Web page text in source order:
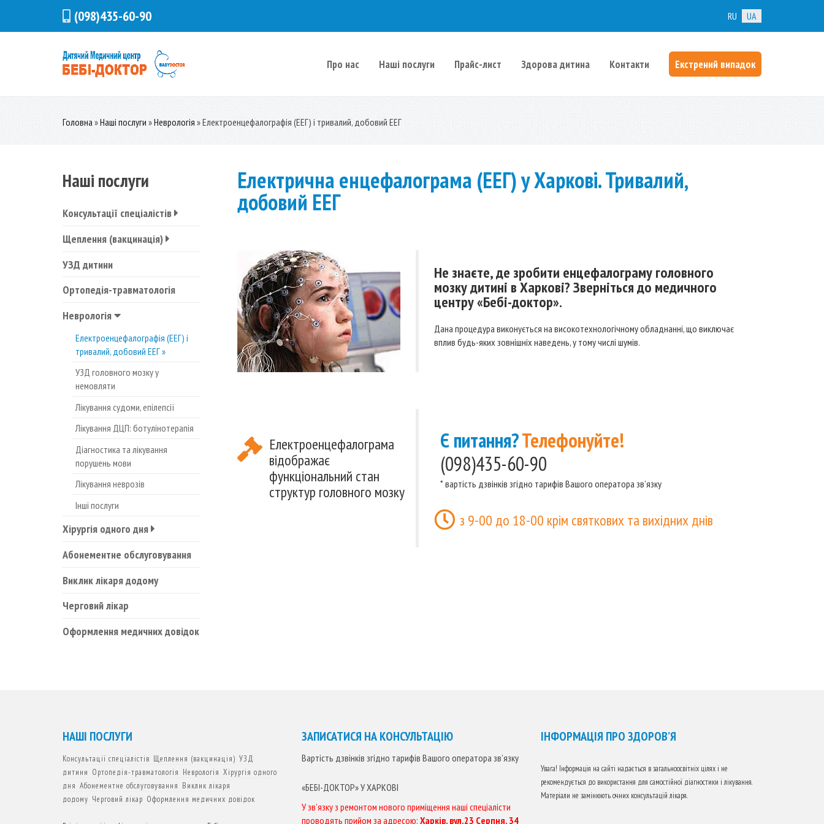
(098)435-60-90 RU UA
Про нас Наші послуги Прайс-лист Здорова дитина Контакти Екстрений випадок
Головна»Наші послуги »Неврологія »Електроенцефалографія (ЕЕГ) і тривалий, добовий ЕЕГ
Електрична енцефалограма (ЕЕГ) у Харкові. Тривалий,
добовий ЕЕГ
Не знаєте, де зробити енцефалограму головного
мозку дитині в Харкові? Зверніться до медичного
центру «Бебі-доктор».
Дана процедура виконується на високотехнологічному обладнанні, що виключає
вплив будь-яких зовнішніх наведень, у тому числі шумів.
Електроенцефалограма
відображає
функціональний стан
структур головного мозку
Є питання?Телефонуйте!
(098)435-60-90
* вартість дзвінків згідно тарифів Вашого оператора зв’язку
з 9-00 до 18-00 крім святкових та вихідних днів
Наші послуги
Консультації спеціалістів
Щеплення (вакцинація)
УЗД дитини
Ортопедія-травматологія
Неврологія
Електроенцефалографія (ЕЕГ) і
тривалий, добовий ЕЕГ
УЗД головного мозку у
немовляти
Лікування судоми, епілепсії
Лікування ДЦП: ботулінотерапія
Діагностика та лікування
порушень мови
Лікування неврозів
Інші послуги
Хірургія одного дня
Абонементне обслуговування
Виклик лікаря додому
Черговий лікар
Оформлення медичних довідок
НАШІ ПОСЛУГИ
Консультації спеціалістів Щеплення (вакцинація) УЗД
дитини Ортопедія-травматологія Неврологія Хірургія одного
дня Абонементне обслуговування Виклик лікаря
додому Черговий лікар Оформлення медичних довідок
ЗАПИСАТИСЯ НА КОНСУЛЬТАЦІЮ
Вартість дзвінків згідно тарифів Вашого оператора зв’язку
«БЕБІ-ДОКТОР» У ХАРКОВІ
У зв’язку з ремонтом нового приміщення наші спеціалісти
проводять прийом за адресою:Харків, вул.23 Серпня, 34
ІНФОРМАЦІЯ ПРО ЗДОРОВ’Я
Увага! Інформація на сайті надається в загальноосвітніх цілях і не
рекомендується до використання для самостійної діагностики і лікування.
Матерiали не замінюють очних консультацій лікаря.